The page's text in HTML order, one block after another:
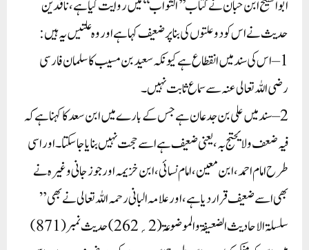
ابوالشیخ ابن حبان نے کتاب’’الثواب‘‘ میں روایت کیا ہے ، ناقدین
حدیث نےاس کودوعلتوں کی بنا پر ضعیف کہاہے اوروہ علتیں یہ ہیں :
1 – اس کی سند میں انقطاع ہے کیونکہ سعید بن مسیب کا سلمان فارسی
رضی اللہ تعالی عنہ سے سماع ثابت نہیں ۔
2 – سند میں علی بن جدعان ہے جس کے بارےمیں ابن سعد کا کہنا ہے کہ
فیہ ضعف ولا یحتج بہ ، یعنی ضعیف ہے اسے حجت نہیں بنایا جاسکتا ۔اور اسی
طرح امام احمد ، ابن معین ، امام نسائی، ابن خزیمہ اور جوزجانی وغیرہ نے
بھی اسے ضعیف قرار دیا ہے، اورعلامہ البانی رحمہ اللہ تعالی نے بھی ”
سلسلۃ الاحادیث الضعیفۃ والموضوعۃ ( 2 ؍ 262 ) حدیث نمبر ( 871 )